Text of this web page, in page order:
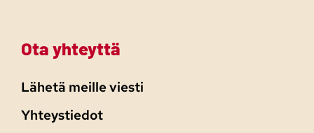
Ota yhteyttä
Lähetä meille viesti
Yhteystiedot